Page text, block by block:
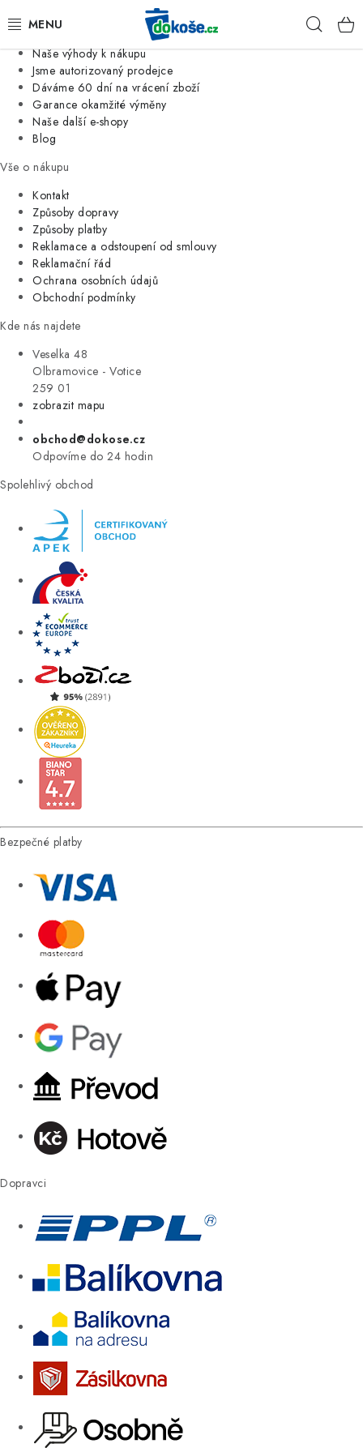
Jsme tradiční česká firma
Naše výhody k nákupu
Jsme autorizovaný prodejce
Dáváme 60 dní na vrácení zboží
Garance okamžité výměny
Naše další e-shopy
Blog
Vše o nákupu
Kontakt
Způsoby dopravy
Způsoby platby
Reklamace a odstoupení od smlouvy
Reklamační řád
Ochrana osobních údajů
Obchodní podmínky
Kde nás najdete
Veselka 48
Olbramovice - Votice
259 01
zobrazit mapu
obchod@dokose.cz
Odpovíme do 24 hodin
Spolehlivý obchod
Bezpečné platby
Dopravci
KOŠE
SÁČKY
KUCHYNĚ
ORGANIZACE
DOMÁCNOST
ÚKLID
VÝPRODEJ
ZNAČKY
Úvod Kontakt Blog
Moje objednávka